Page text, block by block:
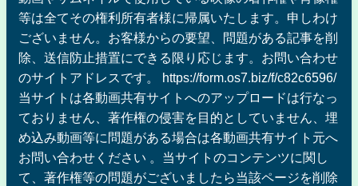
等は全てその権利所有者様に帰属いたします。申しわけ
ございません。お客様からの要望、問題がある記事を削
除、送信防止措置にできる限り応じます。お問い合わせ
のサイトアドレスです。 https://form.os7.biz/f/c82c6596/
当サイトは各動画共有サイトへのアップロードは行なっ
ておりません、著作権の侵害を目的としていません、埋
め込み動画等に問題がある場合は各動画共有サイト元へ
お問い合わせください 。当サイトのコンテンツに関し
て、著作権等の問題がございましたら当該ページを削除